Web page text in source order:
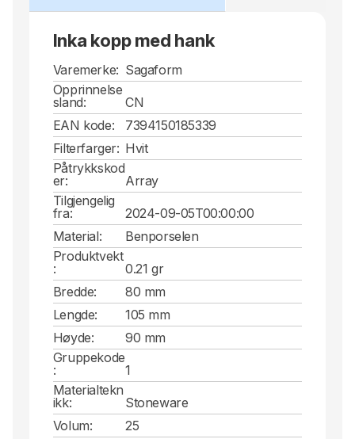
Inka kopp med hank
Varemerke: Sagaform
Opprinnelse
sland:
CN
EAN kode:
7394150185339
Filterfarger: Hvit
Påtrykkskod
er:
Array
Tilgjengelig
fra:
2024-09-05T00:00:00
Material:
Benporselen
Produktvekt
:
0.21 gr
Bredde:
80 mm
Lengde:
105 mm
Høyde:
90 mm
Gruppekode
:
1
Materialtekn
ikk:
Stoneware
Volum:
25